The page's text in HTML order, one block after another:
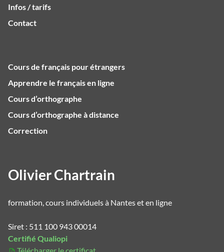
Infos / tarifs
Contact
Cours de français pour étrangers
Apprendre le français en ligne
Cours d’orthographe
Cours d’orthographe à distance
Correction
Olivier Chartrain
formation, cours individuels à Nantes et en ligne
Siret : 511 100 943 00014
Certifié Qualiopi